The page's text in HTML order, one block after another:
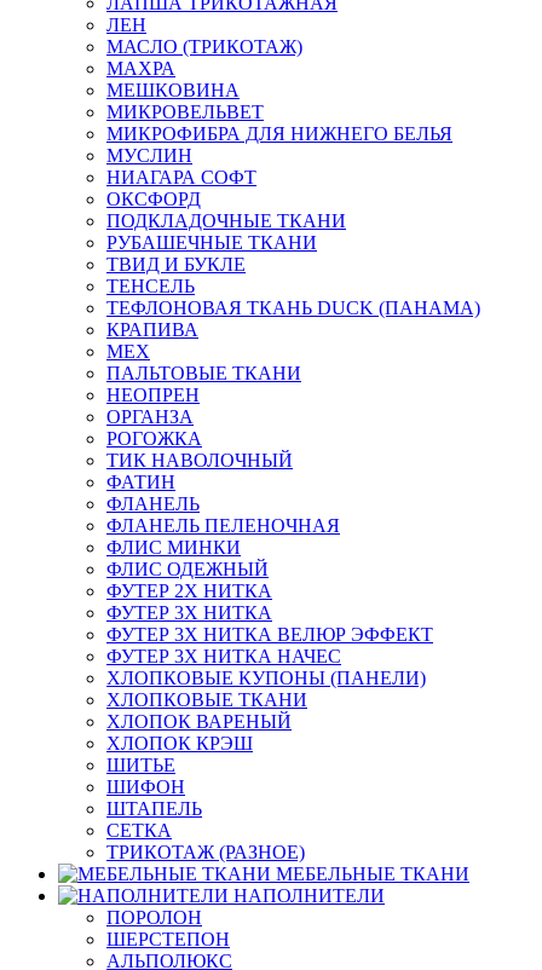
ЛЕН
МАСЛО (ТРИКОТАЖ)
МАХРА
МЕШКОВИНА
МИКРОВЕЛЬВЕТ
МИКРОФИБРА ДЛЯ НИЖНЕГО БЕЛЬЯ
МУСЛИН
НИАГАРА СОФТ
ОКСФОРД
ПОДКЛАДОЧНЫЕ ТКАНИ
РУБАШЕЧНЫЕ ТКАНИ
ТВИД И БУКЛЕ
ТЕНСЕЛЬ
ТЕФЛОНОВАЯ ТКАНЬ DUCK (ПАНАМА)
КРАПИВА
МЕХ
ПАЛЬТОВЫЕ ТКАНИ
НЕОПРЕН
ОРГАНЗА
РОГОЖКА
ТИК НАВОЛОЧНЫЙ
ФАТИН
ФЛАНЕЛЬ
ФЛАНЕЛЬ ПЕЛЕНОЧНАЯ
ФЛИС МИНКИ
ФЛИС ОДЕЖНЫЙ
ФУТЕР 2Х НИТКА
ФУТЕР 3Х НИТКА
ФУТЕР 3Х НИТКА ВЕЛЮР ЭФФЕКТ
ФУТЕР 3Х НИТКА НАЧЕС
ХЛОПКОВЫЕ КУПОНЫ (ПАНЕЛИ)
ХЛОПКОВЫЕ ТКАНИ
ХЛОПОК ВАРЕНЫЙ
ХЛОПОК КРЭШ
ШИТЬЕ
ШИФОН
ШТАПЕЛЬ
СЕТКА
ТРИКОТАЖ (РАЗНОЕ)
МЕБЕЛЬНЫЕ ТКАНИ
НАПОЛНИТЕЛИ
ПОРОЛОН
ШЕРСТЕПОН
АЛЬПОЛЮКС